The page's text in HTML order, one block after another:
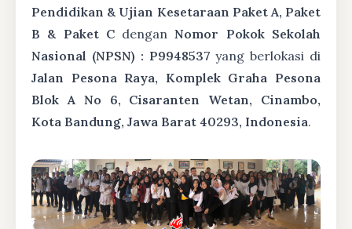
Pendidikan & Ujian Kesetaraan Paket A, Paket
B & Paket CdenganNomor Pokok Sekolah
Nasional (NPSN) : P9948537 yang berlokasi di
Jalan Pesona Raya, Komplek Graha Pesona
Blok A No 6, Cisaranten Wetan, Cinambo,
Kota Bandung, Jawa Barat 40293, Indonesia.